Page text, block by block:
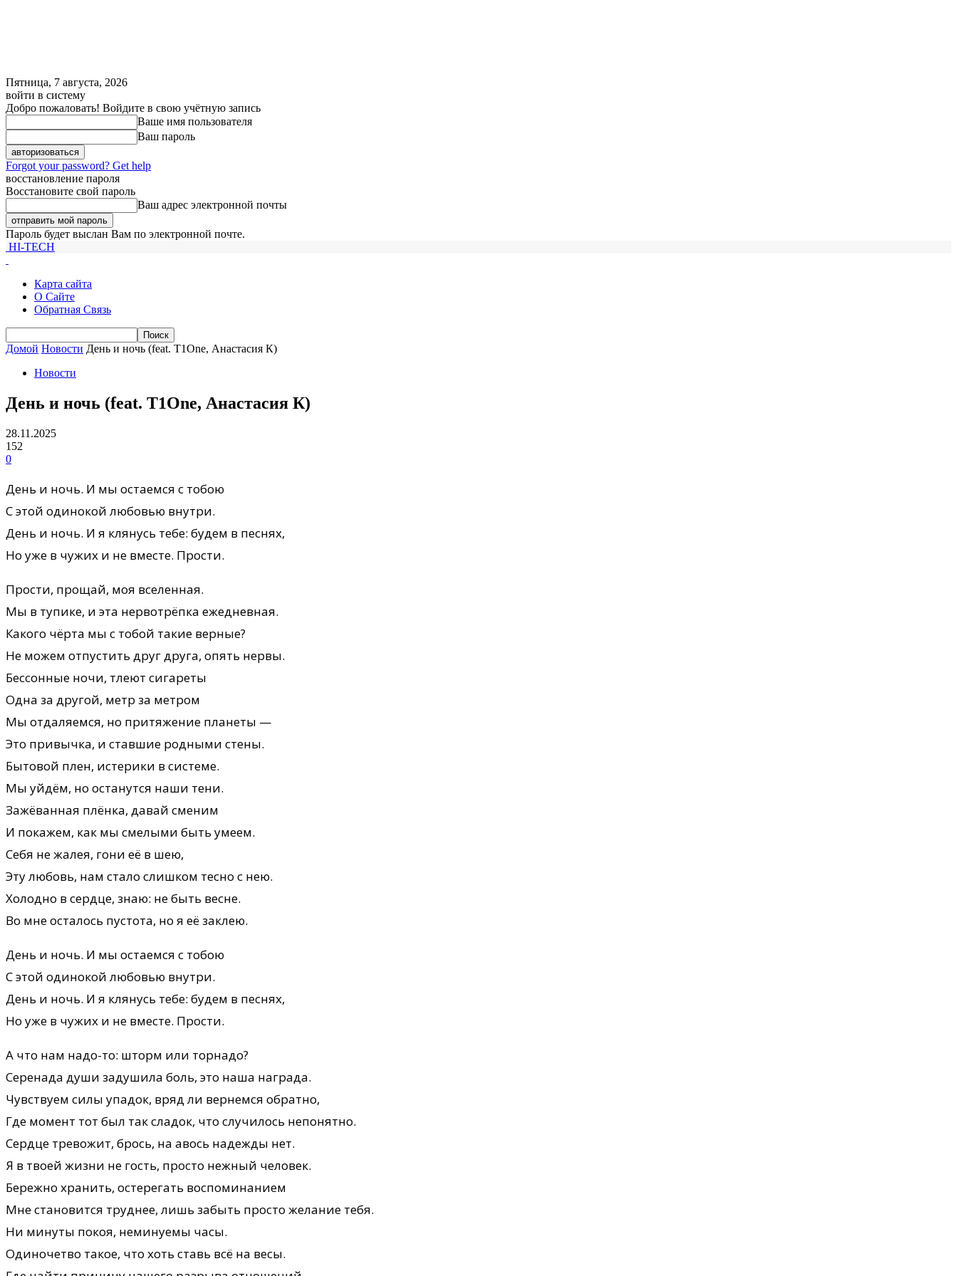
Пятница, 7 августа, 2026
войти в систему
Добро пожаловать! Войдите в свою учётную запись
Ваше имя пользователя
Ваш пароль
Forgot your password? Get help
восстановление пароля
Восстановите свой пароль
Ваш адрес электронной почты
Пароль будет выслан Вам по электронной почте.
HI-TECH
Карта сайта
О Сайте
Обратная Связь
Домой Новости День и ночь (feat. T1One, Анастасия К)
Новости
День и ночь (feat. T1One, Анастасия К)
28.11.2025
152
0
День и ночь. И мы остаемся с тобою
С этой одинокой любовью внутри.
День и ночь. И я клянусь тебе: будем в песнях,
Но уже в чужих и не вместе. Прости.
Прости, прощай, моя вселенная.
Мы в тупике, и эта нервотрёпка ежедневная.
Какого чёрта мы с тобой такие верные?
Не можем отпустить друг друга, опять нервы.
Бессонные ночи, тлеют сигареты
Одна за другой, метр за метром
Мы отдаляемся, но притяжение планеты —
Это привычка, и ставшие родными стены.
Бытовой плен, истерики в системе.
Мы уйдём, но останутся наши тени.
Зажёванная плёнка, давай сменим
И покажем, как мы смелыми быть умеем.
Себя не жалея, гони её в шею,
Эту любовь, нам стало слишком тесно с нею.
Холодно в сердце, знаю: не быть весне.
Во мне осталось пустота, но я её заклею.
День и ночь. И мы остаемся с тобою
С этой одинокой любовью внутри.
День и ночь. И я клянусь тебе: будем в песнях,
Но уже в чужих и не вместе. Прости.
А что нам надо-то: шторм или торнадо?
Серенада души задушила боль, это наша награда.
Чувствуем силы упадок, вряд ли вернемся обратно,
Где момент тот был так сладок, что случилось непонятно.
Сердце тревожит, брось, на авось надежды нет.
Я в твоей жизни не гость, просто нежный человек.
Бережно хранить, остерегать воспоминанием
Мне становится труднее, лишь забыть просто желание тебя.
Ни минуты покоя, неминуемы часы.
Одиночетво такое, что хоть ставь всё на весы.